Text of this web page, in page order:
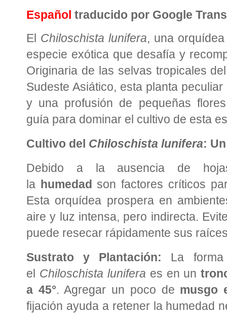
Español traducido por Google
El Chiloschista lunifera, una
especie exótica que desafía y
Originaria de las selvas tropicales
Sudeste Asiático, esta planta
y una profusión de pequeñas
guía para dominar el cultivo de esta
Cultivo del Chiloschista lunifera:
Debido a la ausencia de
la humedad son factores críticos
Esta orquídea prospera en
aire y luz intensa, pero indirecta.
puede resecar rápidamente sus
Sustrato y Plantación: La
el Chiloschista lunifera es en un
a 45°. Agregar un poco de musgo
fijación ayuda a retener la humedad